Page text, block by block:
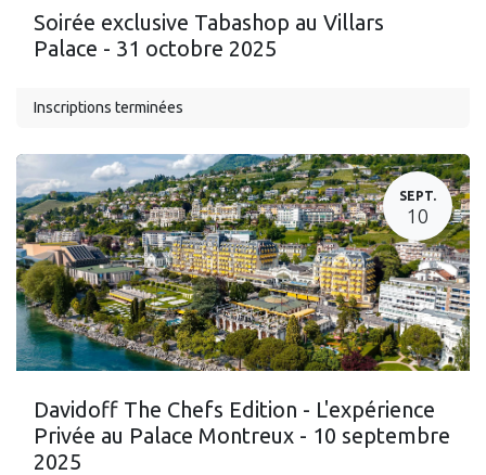
Soirée exclusive Tabashop au Villars
Palace - 31 octobre 2025
Inscriptions terminées
SEPT.
10
Davidoff The Chefs Edition - L'expérience
Privée au Palace Montreux - 10 septembre
2025